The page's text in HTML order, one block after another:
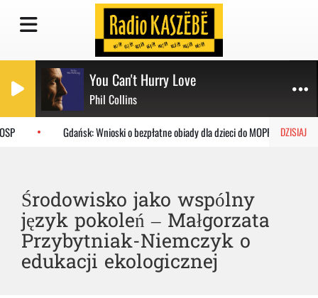
You Can't Hurry Love
Phil Collins
DZISIAJ
Gdańsk: Wnioski o bezpłatne obiady dla dzieci do MOPR
Środowisko jako wspólny
język pokoleń – Małgorzata
Przybytniak-Niemczyk o
edukacji ekologicznej